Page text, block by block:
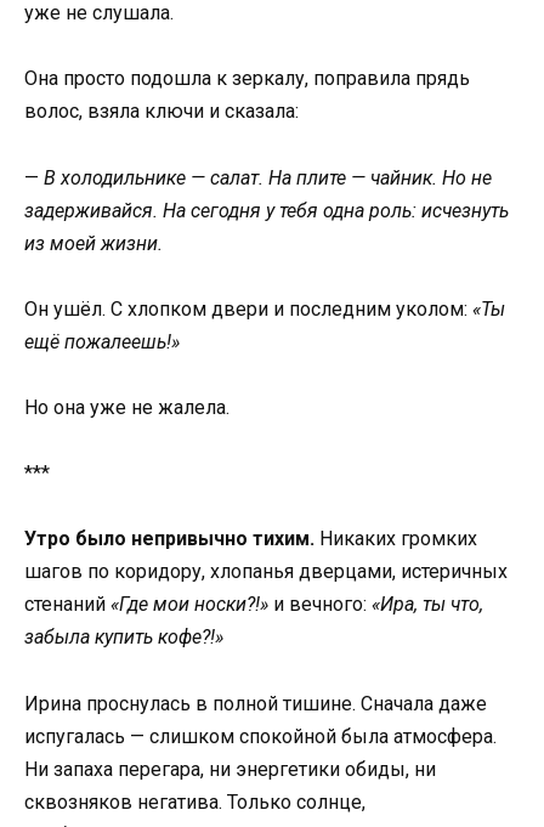
уже не слушала.
Она просто подошла к зеркалу, поправила прядь
волос, взяла ключи и сказала:
— В холодильнике — салат. На плите — чайник. Но не
задерживайся. На сегодня у тебя одна роль: исчезнуть
из моей жизни.
Он ушёл. С хлопком двери и последним уколом: «Ты
ещё пожалеешь!»
Но она уже не жалела.
***
Утро было непривычно тихим. Никаких громких
шагов по коридору, хлопанья дверцами, истеричных
стенаний «Где мои носки?!» и вечного: «Ира, ты что,
забыла купить кофе?!»
Ирина проснулась в полной тишине. Сначала даже
испугалась — слишком спокойной была атмосфера.
Ни запаха перегара, ни энергетики обиды, ни
сквозняков негатива. Только солнце,